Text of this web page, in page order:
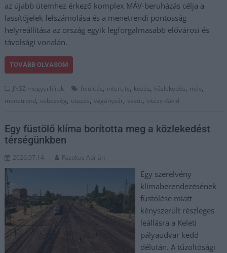
az újabb ütemhez érkező komplex MÁV-beruházás célja a
lassítójelek felszámolása és a menetrendi pontosság
helyreállítása az ország egyik legforgalmasabb elővárosi és
távolsági vonalán.
TOVÁBB OLVASOM
JNSZ megyei hírek felújítás, intercity, késés, közlekedés, máv,
menetrend, sebesség, utazás,vágányzár,vasút,vitézy dávid
Egy füstölő klíma borította meg a közlekedést
térségünkben
2026.07.14. Fazekas Adrián
Egy szerelvény
klímaberendezésének
füstölése miatt
kényszerült részleges
leállásra a Keleti
pályaudvar kedd
délután. A tűzoltósági